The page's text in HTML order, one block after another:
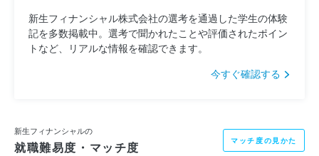
新生フィナンシャル株式会社の選考を通過した学生の体験
記を多数掲載中。選考で聞かれたことや評価されたポイン
トなど、リアルな情報を確認できます。
今すぐ確認する
新生フィナンシャルの
就職難易度・マッチ度 マッチ度の見かた